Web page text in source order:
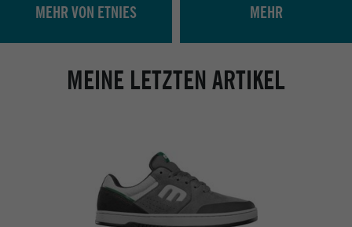
MEHR VON ETNIES MEHR
MEINE LETZTEN ARTIKEL